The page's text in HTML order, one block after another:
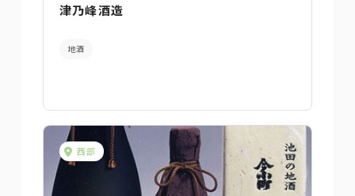
津乃峰酒造
地酒
西部